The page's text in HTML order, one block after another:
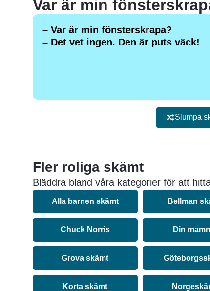
Var är min
– Var är min fönsterskrapa?
– Det vet ingen. Den är puts väck!
Slumpa
Fler roliga skämt
Bläddra bland våra kategorier för att
Alla barnen skämt Bellman
Chuck Norris Din
Grova skämt
Korta skämt